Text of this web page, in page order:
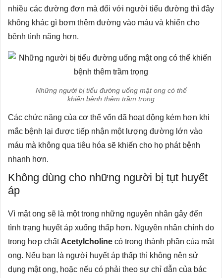
nhiều các đường đơn mà đối với người tiểu đường thì đây
không khác gì bơm thêm đường vào máu và khiến cho
bệnh tình nặng hơn.
Những người bị tiểu đường uống mật ong có thể
khiến bệnh thêm trầm trọng
Các chức năng của cơ thể vốn đã hoạt động kém hơn khi
mắc bệnh lại được tiếp nhận một lượng đường lớn vào
máu mà không qua tiêu hóa sẽ khiến cho họ phát bệnh
nhanh hơn.
Không dùng cho những người bị tụt huyết
áp
Vì mật ong sẽ là một trong những nguyên nhân gây đến
tình trạng huyết áp xuống thấp hơn. Nguyên nhân chính do
trong hợp chất Acetylcholine có trong thành phần của mật
ong. Nếu bạn là người huyết áp thấp thì không nên sử
dụng mật ong, hoặc nếu có phải theo sự chỉ dẫn của bác